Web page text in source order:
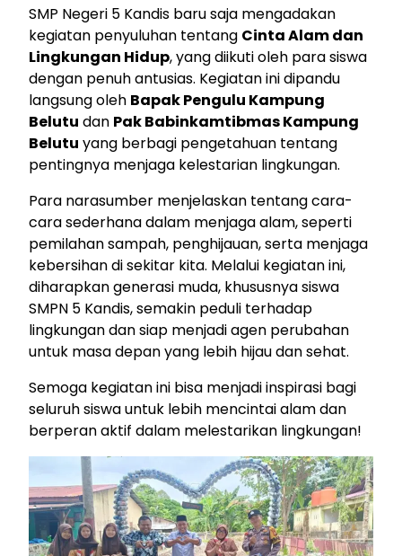
SMP Negeri 5 Kandis baru saja mengadakan
kegiatan penyuluhan tentang Cinta Alam dan
Lingkungan Hidup, yang diikuti oleh para siswa
dengan penuh antusias. Kegiatan ini dipandu
langsung oleh Bapak Pengulu Kampung
Belutu dan Pak Babinkamtibmas Kampung
Belutu yang berbagi pengetahuan tentang
pentingnya menjaga kelestarian lingkungan.
Para narasumber menjelaskan tentang cara-
cara sederhana dalam menjaga alam, seperti
pemilahan sampah, penghijauan, serta menjaga
kebersihan di sekitar kita. Melalui kegiatan ini,
diharapkan generasi muda, khususnya siswa
SMPN 5 Kandis, semakin peduli terhadap
lingkungan dan siap menjadi agen perubahan
untuk masa depan yang lebih hijau dan sehat.
Semoga kegiatan ini bisa menjadi inspirasi bagi
seluruh siswa untuk lebih mencintai alam dan
berperan aktif dalam melestarikan lingkungan!